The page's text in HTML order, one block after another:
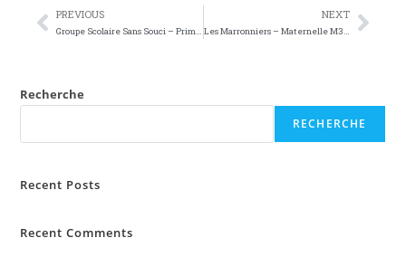
PREVIOUS
Groupe Scolaire Sans Souci – Primaire P4 (24 élèves)
NEXT
Les Marronniers – Maternelle M3 (10 élèves)
Recherche
RECHERCHE
Recent Posts
Recent Comments